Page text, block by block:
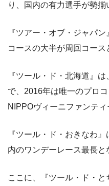
り、国内の有力選手が勢揃
『ツアー・オブ・ジャパ
コースの大半が周回コース
『ツール・ド・北海道』
で、2016年は唯一のプロ
NIPPOヴィーニファンティ
『ツール・ド・おきなわ
内のワンデーレース最長と
ここに、『ツール・ド・